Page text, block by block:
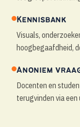
EN | NL
Kennisbank
Visuals,
hoogbegaafdheid,
Anoniem
Docenten en
terugvinden via een